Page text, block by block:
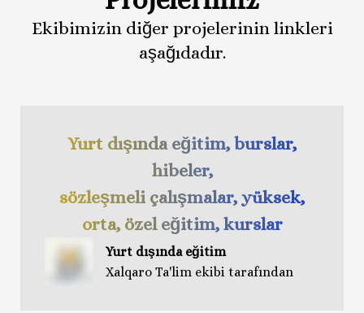
Ekibimizin diğer projelerinin linkleri
aşağıdadır.
Yurt dışında eğitim, burslar,
hibeler,
sözleşmeli çalışmalar, yüksek,
orta, özel eğitim, kurslar
Yurt dışında eğitim
Xalqaro Ta'lim ekibi tarafından